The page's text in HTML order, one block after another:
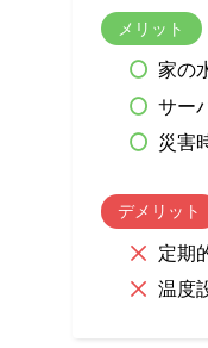
メリット
家の
サー
災害
デメリット
定期
温度